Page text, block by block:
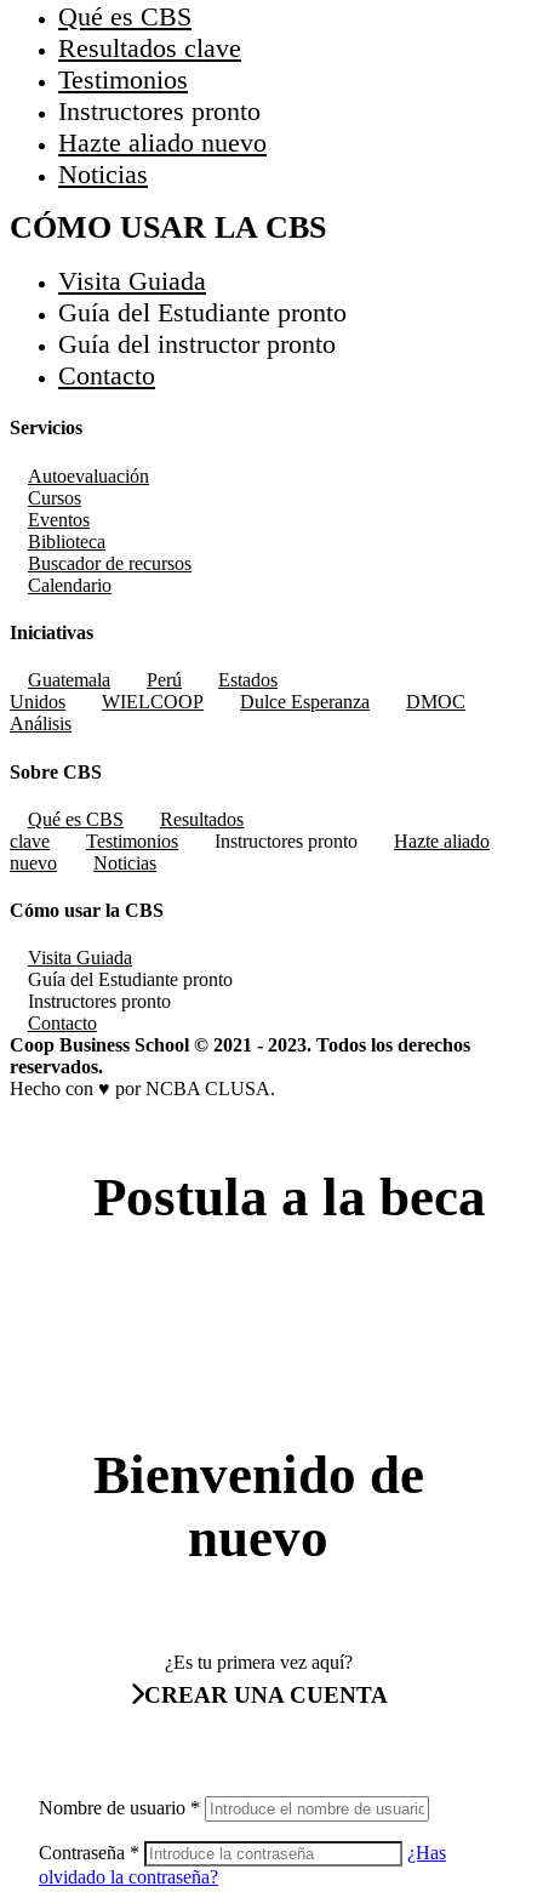
Qué es CBS
Resultados clave
Testimonios
Instructores pronto
Hazte aliado nuevo
Noticias
CÓMO USAR LA CBS
Visita Guiada
Guía del Estudiante pronto
Guía del instructor pronto
Contacto
Servicios
Autoevaluación
Cursos
Eventos
Biblioteca
Buscador de recursos
Calendario
Iniciativas
Guatemala Perú
Estados
Unidos
WIELCOOP Dulce Esperanza
DMOC
Análisis
Sobre CBS
Qué es CBS
Resultados
clave
Testimonios Instructores pronto
Hazte aliado
nuevo
Noticias
Cómo usar la CBS
Visita Guiada
Guía del Estudiante pronto
Instructores pronto
Contacto
Coop Business School © 2021 - 2023. Todos los derechos
reservados.
Hecho con ♥ por NCBA CLUSA.
Postula a la beca
Bienvenido de
nuevo
¿Es tu primera vez aquí?
CREAR UNA CUENTA
Nombre de usuario *
Contraseña *
¿Has
olvidado la contraseña?